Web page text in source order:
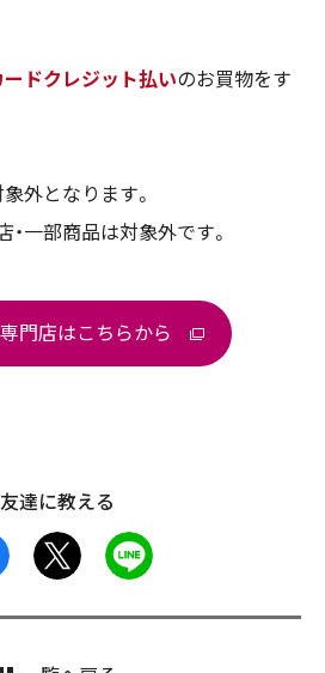
ードクレジット払いのお買物をす
外となります。
一部商品は対象外です。
門店はこちらから
友達に教える
facebook